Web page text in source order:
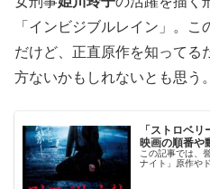
「インビジブルレイン」。
だけど、正直原作を知ってる
方ないかもしれないとも思う。
「ストロベ
映画の順番や
この記事では、
ナイト」原作や